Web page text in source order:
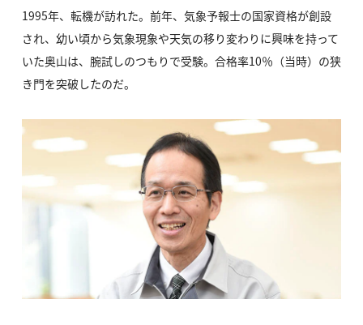
1995年、転機が訪れた。前年、気象予報士の国家資格が創設
され、幼い頃から気象現象や天気の移り変わりに興味を持って
いた奥山は、腕試しのつもりで受験。合格率10％（当時）の狭
き門を突破したのだ。